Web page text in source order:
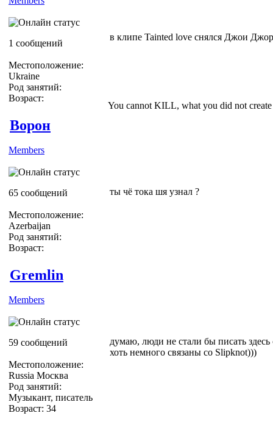
1 сообщений
Местоположение:
Ukraine
Род занятий:
Возраст:
в клипе Tainted love снялся Джои
You cannot KILL, what you did not create
Ворон
Members
65 сообщений
Местоположение:
Azerbaijan
Род занятий:
Возраст:
ты чё тока шя узнал ?
Gremlin
Members
59 сообщений
Местоположение:
Russia Москва
Род занятий:
Музыкант, писатель
Возраст: 34
думаю, люди не стали бы писать
хоть немного связаны со Slipknot)))